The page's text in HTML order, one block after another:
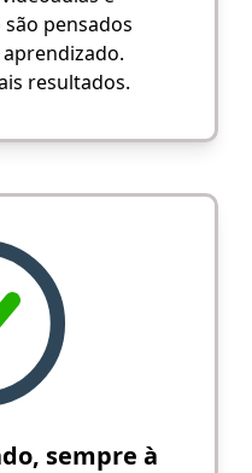
pensados
resultados.
sempre à